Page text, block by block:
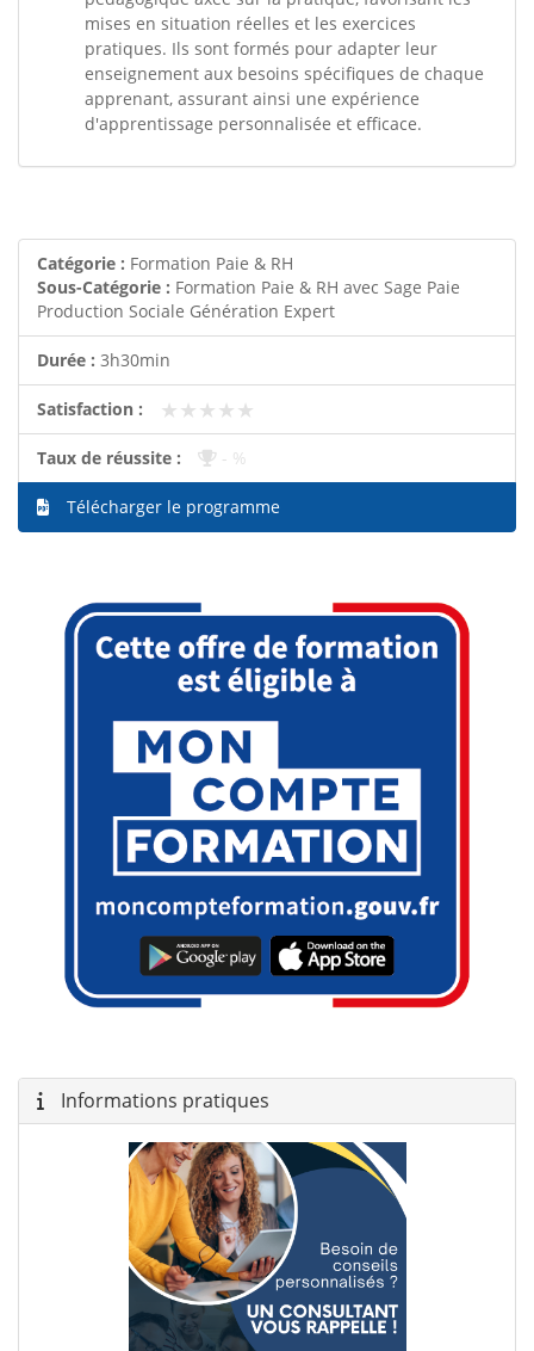
mises en situation réelles et les exercices
pratiques. Ils sont formés pour adapter leur
enseignement aux besoins spécifiques de chaque
apprenant, assurant ainsi une expérience
d'apprentissage personnalisée et efficace.
Catégorie : Formation Paie & RH
Sous-Catégorie : Formation Paie & RH avec Sage Paie
Production Sociale Génération Expert
Durée : 3h30min
Satisfaction : ★★★★★
★★★★★
Taux de réussite : - %
Télécharger le programme
Informations pratiques